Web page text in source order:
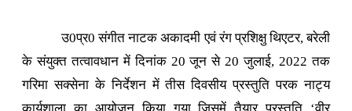
उ0प्र0 संगीत नाटक अकादमी एवं रंग प्रशिक्षु थिएटर, बरेली
के संयुक्त तत्वावधान में दिनांक 20 जून से 20 जुलाई, 2022 तक
गरिमा सक्सेना के निर्देशन में तीस दिवसीय प्रस्तुति परक नाट्य